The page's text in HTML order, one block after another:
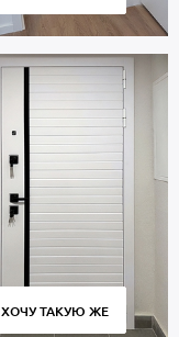
ХОЧУ ТАКУЮ ЖЕ